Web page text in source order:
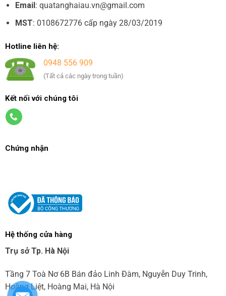
Email : quatanghaiau.vn@gmail.com
MST: 0108672776 cấp ngày 28/03/2019
Hotline liên hệ:
0948 556 909
(Tất cả các ngày trong tuần)
Kết nối với chúng tôi
Chứng nhận
Hệ thống cửa hàng
Trụ sở Tp. Hà Nội
Tầng 7 Toà Nơ 6B Bán đảo Linh Đàm, Nguyễn Duy Trinh,
Hoàng Liệt, Hoàng Mai, Hà Nội